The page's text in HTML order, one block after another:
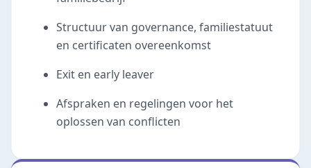
Structuur van governance, familiestatuut
en certificaten overeenkomst
Exit en early leaver
Afspraken en regelingen voor het
oplossen van conflicten